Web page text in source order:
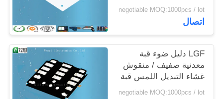
مستقرة في قوة اتصال
negotiable MOQ:1000pcs / lot
اتصال
LGF دليل ضوء قبة
معدنية صفيف / منقوش
غشاء التبديل اللمس قبة
زر
negotiable MOQ:1000pcs / lot